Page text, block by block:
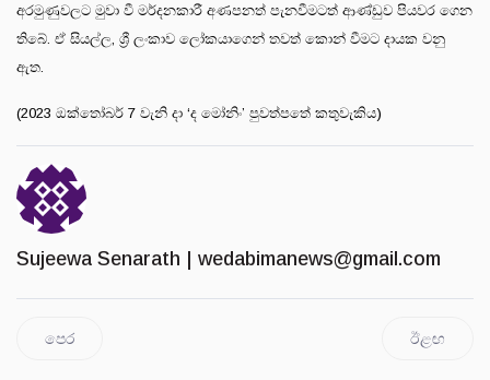
අරමුණුවලට මුවා වී මර්දනකාරී අණපනත් පැනවීමටත් ආණ්ඩුව පියවර ගෙන
තිබේ. ඒ සියල්ල, ශ්‍රී ලංකාව ලෝකයාගෙන් තවත් කොන් වීමට දායක වනු
ඇත.
(2023 ඔක්තෝබර් 7 වැනි දා ‘ද මෝනිං’ පුවත්පතේ කතුවැකිය)
Sujeewa Senarath | wedabimanews@gmail.com
පෙර ඊළඟ